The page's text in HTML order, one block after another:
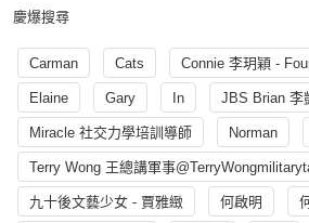
慶爆搜尋
Carman Cats Connie 李玥穎 -
Elaine Gary In JBS Brian 李
Miracle 社交力學培訓導師 Norman
Terry Wong 王總講軍事
九十後文藝少女 - 賈雅緻 何啟明